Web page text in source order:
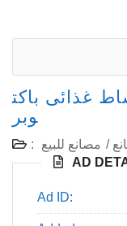
غذائى باكت
وبر
: / مصانع للبيع
AD
Ad ID: